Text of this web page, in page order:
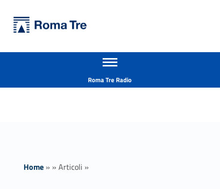
Città studio. Le lezioni di Roma Tre per tutti - Università Roma Tre
Apri il menu secondario
Roma Tre Radio
Home» » Articoli »